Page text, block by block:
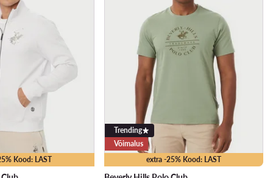
Kood: LAST extra -25% Kood: LAST
Trending
Võimalus